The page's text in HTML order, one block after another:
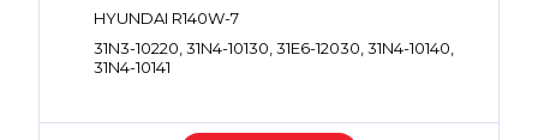
HYUNDAI R140W-7
31N3-10220, 31N4-10130, 31E6-12030, 31N4-10140,
31N4-10141